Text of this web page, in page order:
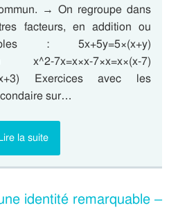
→ On regroupe dans
facteurs, en addition ou
: 5x+5y=5×(x+y)
x^2-7x=x×x-7×x=x×(x-7)
Exercices avec les
sur…
la suite
identité remarquable –